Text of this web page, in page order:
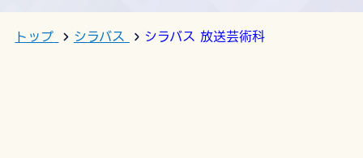
トップ シラバス シラバス 放送芸術科